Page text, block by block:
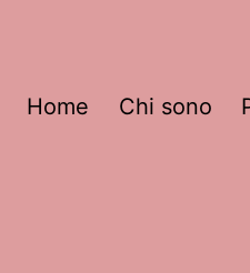
Home Chi sono